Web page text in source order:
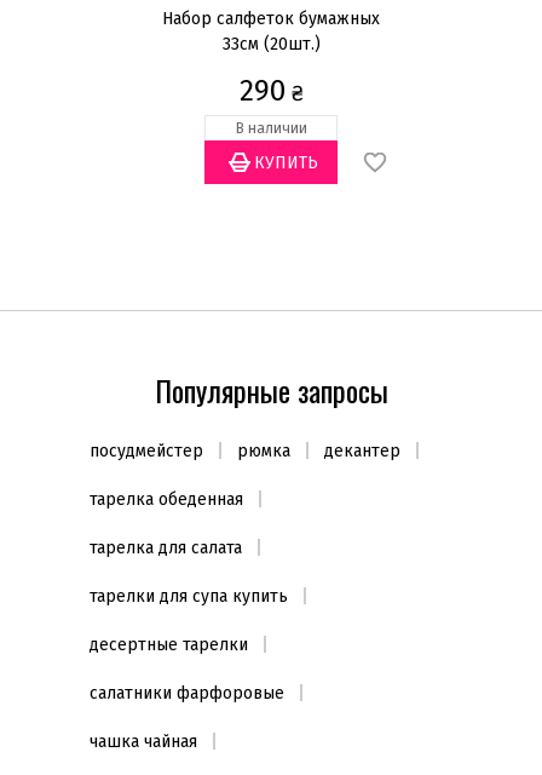
Набор салфеток бумажных
33см (20шт.)
290 ₴
В наличии
Популярные запросы
посудмейстер рюмка декантер
тарелка обеденная
тарелка для салата
тарелки для супа купить
десертные тарелки
салатники фарфоровые
чашка чайная